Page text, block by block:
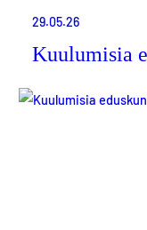
29.05.26
Kuulumisia